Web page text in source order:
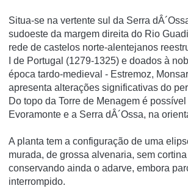
Situa-se na vertente sul da Serra
sudoeste da margem direita do Rio
rede de castelos norte-alentejanos
I de Portugal (1279-1325) e doados à
época tardo-medieval - Estremoz,
apresenta alterações significativas do
Do topo da Torre de Menagem é
Evoramonte e a Serra dÂ´Ossa, na
A planta tem a configuração de uma
murada, de grossa alvenaria, sem
conservando ainda o adarve, embora
interrompido.